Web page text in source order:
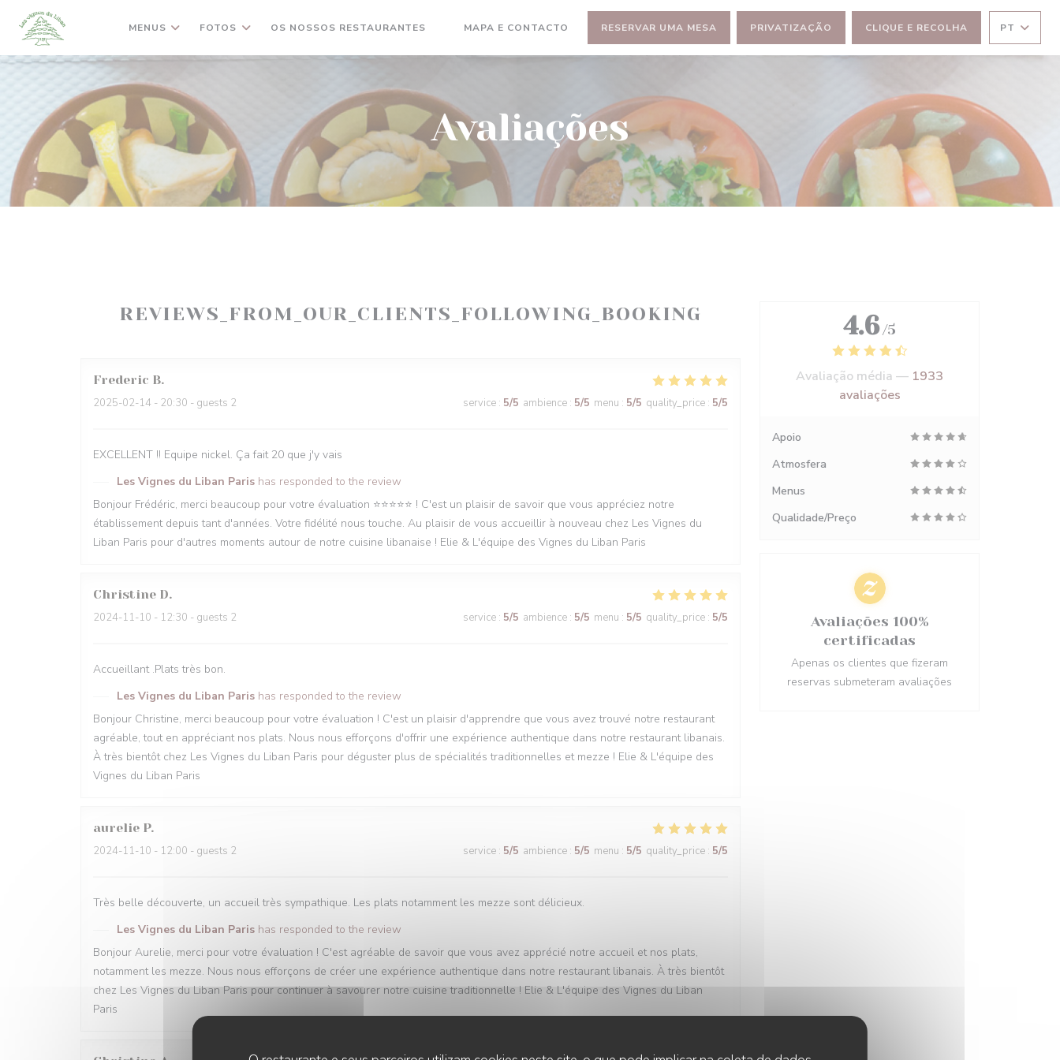
Painel de Gerenciamento de Cookies
MENUS FOTOS OS NOSSOS RESTAURANTES MAPA E CONTACTO RESERVAR UMA MESA PRIVATIZAÇÃO CLIQUE E RECOLHA PT
Avaliações
REVIEWS_FROM_OUR_CLIENTS_FOLLOWING_BOOKING
Frederic B
2025-02-14 - 20:30 - guests 2 service : 5/5 ambience : 5/5 menu : 5/5 quality_price : 5/5
EXCELLENT !! Equipe nickel. Ça fait 20 que j'y vais
Les Vignes du Liban Paris has responded to the review
Bonjour Frédéric, merci beaucoup pour votre évaluation ⭐️⭐️⭐️⭐️⭐️ ! C'est un plaisir de savoir que vous appréciez notre
établissement depuis tant d'années. Votre fidélité nous touche. Au plaisir de vous accueillir à nouveau chez Les Vignes du
Liban Paris pour d'autres moments autour de notre cuisine libanaise ! Elie & L'équipe des Vignes du Liban Paris
Christine D
2024-11-10 - 12:30 - guests 2 service : 5/5 ambience : 5/5 menu : 5/5 quality_price : 5/5
Accueillant .Plats très bon.
Les Vignes du Liban Paris has responded to the review
Bonjour Christine, merci beaucoup pour votre évaluation ! C'est un plaisir d'apprendre que vous avez trouvé notre restaurant
agréable, tout en appréciant nos plats. Nous nous efforçons d'offrir une expérience authentique dans notre restaurant libanais.
À très bientôt chez Les Vignes du Liban Paris pour déguster plus de spécialités traditionnelles et mezze ! Elie & L'équipe des
Vignes du Liban Paris
aurelie P
2024-11-10 - 12:00 - guests 2 service : 5/5 ambience : 5/5 menu : 5/5 quality_price : 5/5
Très belle découverte, un accueil très sympathique. Les plats notamment les mezze sont délicieux.
Les Vignes du Liban Paris has responded to the review
Bonjour Aurelie, merci pour votre évaluation ! C'est agréable de savoir que vous avez apprécié notre accueil et nos plats,
notamment les mezze. Nous nous efforçons de créer une expérience authentique dans notre restaurant libanais. À très bientôt
chez Les Vignes du Liban Paris pour continuer à savourer notre cuisine traditionnelle ! Elie & L'équipe des Vignes du Liban
Paris
4.6 /5
Avaliação média — 1933
avaliações
Apoio
Atmosfera
Menus
Qualidade/Preço
Avaliações 100%
certificadas
Apenas os clientes que fizeram
reservas submeteram avaliações